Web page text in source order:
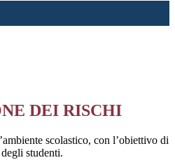
DEI RISCHI
scolastico, con l’obiettivo di
studenti.